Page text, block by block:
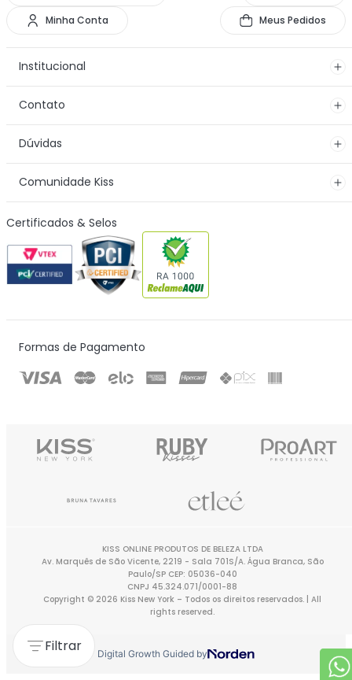
Filtrar
Minha Conta Meus Pedidos
Institucional
Contato
Dúvidas
Comunidade Kiss
Certificados & Selos
Formas de Pagamento
KISS ONLINE PRODUTOS DE BELEZA LTDA
Av. Marquês de São Vicente, 2219 - Sala 701S/A. Água Branca, São
Paulo/SP CEP: 05036-040
CNPJ 45.324.071/0001-88
Copyright © 2026 Kiss New York – Todos os direitos reservados. | All
rights reserved.
Digital Growth Guided by